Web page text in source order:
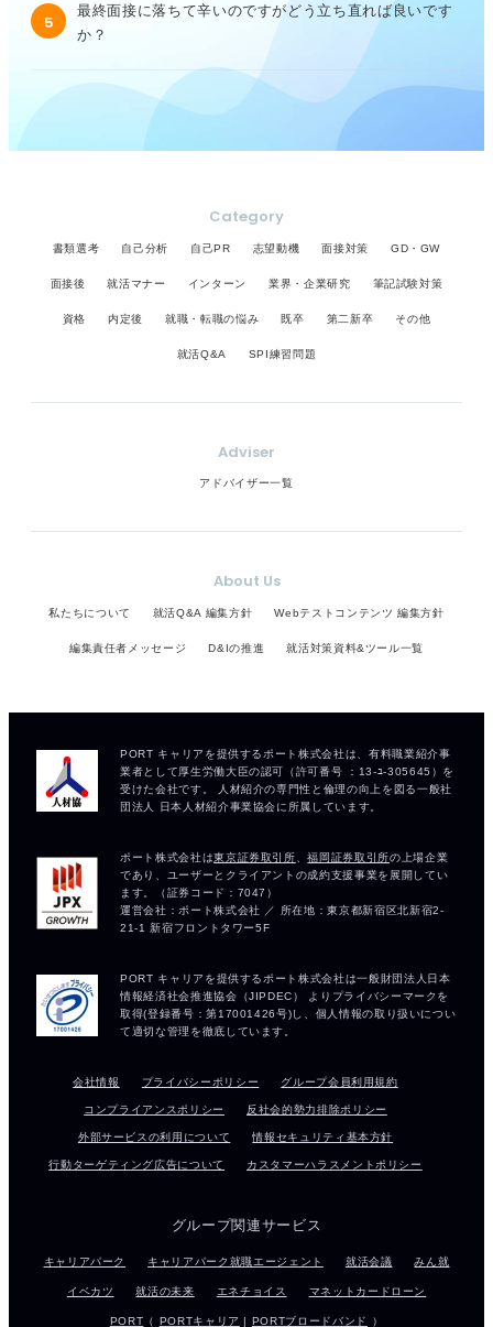
5
最終面接に落ちて辛いのですがどう立ち直れば良いです
か？
Category
書類選考 自己分析 自己PR 志望動機 面接対策 GD・GW
面接後 就活マナー インターン 業界・企業研究 筆記試験対策
資格 内定後 就職・転職の悩み 既卒 第二新卒 その他
就活Q&A SPI練習問題
Adviser
アドバイザー一覧
About Us
私たちについて 就活Q&A 編集方針 Webテストコンテンツ 編集方針
編集責任者メッセージ D&Iの推進 就活対策資料&ツール一覧
会社情報 プライバシーポリシー グループ会員利用規約
コンプライアンスポリシー 反社会的勢力排除ポリシー
外部サービスの利用について 情報セキュリティ基本方針
行動ターゲティング広告について カスタマーハラスメントポリシー